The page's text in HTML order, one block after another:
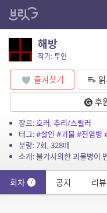
해방
작가: 투인
즐겨찾기 읽
후
장르:호러,추리/스릴러
태그:#살인 #괴물#전염병
분량: 7회, 328매
회차 7 공지 리뷰